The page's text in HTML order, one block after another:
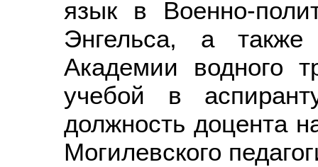
язык в Военно-
Энгельса, а
Академии водного
учебой в
должность доцента
Могилевского